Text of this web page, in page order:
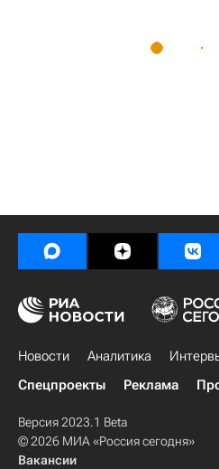
Новости Аналитика
Спецпроекты
Реклама
Версия 2023.1 Beta
© 2026 МИА «Россия сегодня»
Вакансии